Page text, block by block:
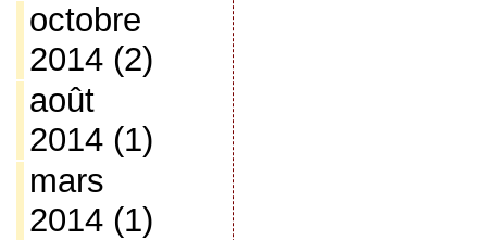
octobre
2014(2)
août
2014(1)
mars
2014(1)